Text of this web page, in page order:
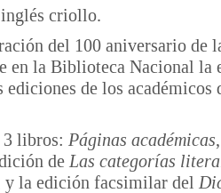
criollo.
del 100 aniversario de
en la Biblioteca Nacional la
de los académicos
3 libros: Páginas académicas
de Las categorías
y la edición facsimilar del